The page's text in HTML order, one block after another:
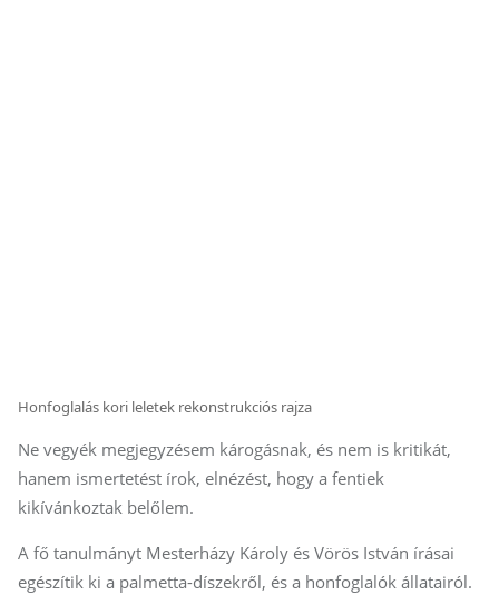
Honfoglalás kori leletek rekonstrukciós rajza
Ne vegyék megjegyzésem károgásnak, és nem is kritikát,
hanem ismertetést írok, elnézést, hogy a fentiek
kikívánkoztak belőlem.
A fő tanulmányt Mesterházy Károly és Vörös István írásai
egészítik ki a palmetta-díszekről, és a honfoglalók állatairól.